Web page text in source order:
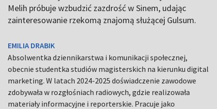
Melih próbuje wzbudzić zazdrość w Sinem, udając
zainteresowanie rzekomą znajomą służącej Gulsum.
EMILIA DRABIK
Absolwentka dziennikarstwa i komunikacji społecznej,
obecnie studentka studiów magisterskich na kierunku digital
marketing. W latach 2024-2025 doświadczenie zawodowe
zdobywała w rozgłośniach radiowych, gdzie realizowała
materiały informacyjne i reporterskie. Pracuje jako